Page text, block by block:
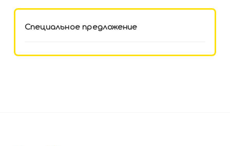
Специальное предложение